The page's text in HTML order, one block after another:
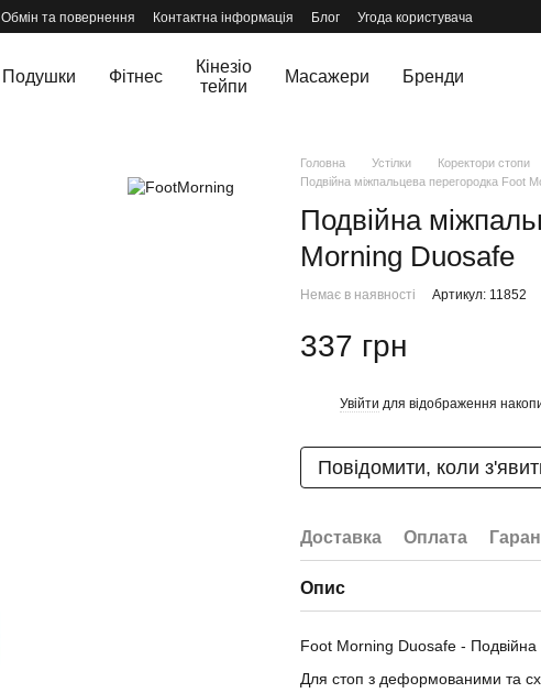
Обмін та повернення Контактна інформація Блог Угода користувача
Подушки Фітнес
Кінезіо
тейпи
Масажери Бренди
Головна Устілки Коректори стопи
Подвійна міжпальцева перегородка Foot
Подвійна
Morning Duosafe
Немає в наявності Артикул: 11852
337 грн
Увійти для відображення
Повідомити, коли
Доставка Оплата
Опис
Foot Morning Duosafe - Подвійна
Для стоп з деформованими та